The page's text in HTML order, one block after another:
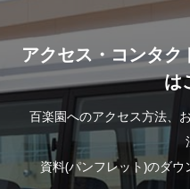
アクセス・コンタ
は
百楽園へのアクセス方法、
資料(パンフレット)のダ